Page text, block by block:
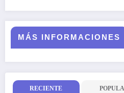
MÁS INFORMACIONES
RECIENTE